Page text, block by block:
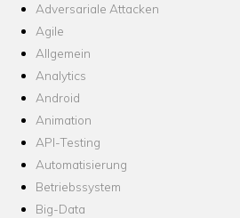
Adversariale Attacken
Agile
Allgemein
Analytics
Android
Animation
API-Testing
Automatisierung
Betriebssystem
Big-Data